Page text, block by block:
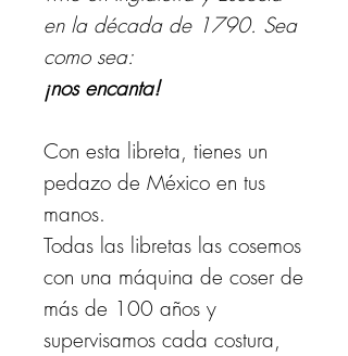
en la década de 1790. Sea
como sea:
¡nos encanta!
Con esta libreta, tienes un
pedazo de México en tus
manos.
Todas las libretas las cosemos
con una máquina de coser de
más de 100 años y
supervisamos cada costura,